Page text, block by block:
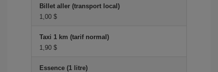
Billet aller (transport local)
1,00 $
Taxi 1 km (tarif normal)
1,90 $
Essence (1 litre)